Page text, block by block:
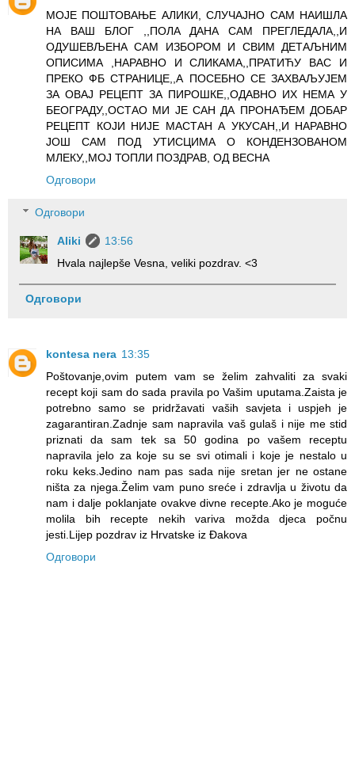
МОЈЕ ПОШТОВАЊЕ АЛИКИ, СЛУЧАЈНО САМ НАИШЛА
НА ВАШ БЛОГ ,,ПОЛА ДАНА САМ ПРЕГЛЕДАЛА,,И
ОДУШЕВЉЕНА САМ ИЗБОРОМ И СВИМ ДЕТАЉНИМ
ОПИСИМА ,НАРАВНО И СЛИКАМА,,ПРАТИЋУ ВАС И
ПРЕКО ФБ СТРАНИЦЕ,,А ПОСЕБНО СЕ ЗАХВАЉУЈЕМ
ЗА ОВАЈ РЕЦЕПТ ЗА ПИРОШКЕ,,ОДАВНО ИХ НЕМА У
БЕОГРАДУ,,ОСТАО МИ ЈЕ САН ДА ПРОНАЂЕМ ДОБАР
РЕЦЕПТ КОЈИ НИЈЕ МАСТАН А УКУСАН,,И НАРАВНО
ЈОШ САМ ПОД УТИСЦИМА О КОНДЕНЗОВАНОМ
МЛЕКУ,,МОЈ ТОПЛИ ПОЗДРАВ, ОД ВЕСНА
Одговори
Одговори
Aliki
13:56
Hvala najlepše Vesna, veliki pozdrav. <3
Одговори
kontesa nera 13:35
Poštovanje,ovim putem vam se želim zahvaliti za svaki
recept koji sam do sada pravila po Vašim uputama.Zaista je
potrebno samo se pridržavati vaših savjeta i uspjeh je
zagarantiran.Zadnje sam napravila vaš gulaš i nije me stid
priznati da sam tek sa 50 godina po vašem receptu
napravila jelo za koje su se svi otimali i koje je nestalo u
roku keks.Jedino nam pas sada nije sretan jer ne ostane
ništa za njega.Želim vam puno sreće i zdravlja u životu da
nam i dalje poklanjate ovakve divne recepte.Ako je moguće
molila bih recepte nekih variva možda djeca počnu
jesti.Lijep pozdrav iz Hrvatske iz Đakova
Одговори